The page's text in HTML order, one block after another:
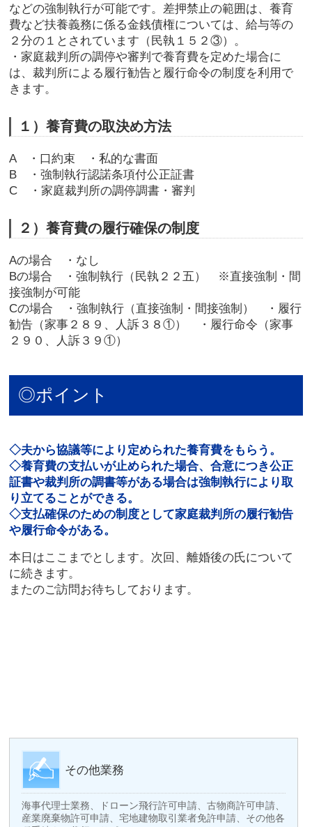
などの強制執行が可能です。差押禁止の範囲は、養育
費など扶養義務に係る金銭債権については、給与等の
２分の１とされています（民執１５２③）。
・家庭裁判所の調停や審判で養育費を定めた場合に
は、裁判所による履行勧告と履行命令の制度を利用で
きます。
１）養育費の取決め方法
A ・口約束 ・私的な書面
B ・強制執行認諾条項付公正証書
C ・家庭裁判所の調停調書・審判
２）養育費の履行確保の制度
Aの場合 ・なし
Bの場合 ・強制執行（民執２２五） ※直接強制・間
接強制が可能
Cの場合 ・強制執行（直接強制・間接強制） ・履行
勧告（家事２８９、人訴３８①） ・履行命令（家事
２９０、人訴３９①）
◎ポイント
◇夫から協議等により定められた養育費をもらう。
◇養育費の支払いが止められた場合、合意につき公正
証書や裁判所の調書等がある場合は強制執行により取
り立てることができる。
◇支払確保のための制度として家庭裁判所の履行勧告
や履行命令がある。
本日はここまでとします。次回、離婚後の氏について
に続きます。
またのご訪問お待ちしております。
その他業務
海事代理士業務、ドローン飛行許可申請、古物商許可申請、
産業廃棄物許可申請、宅地建物取引業者免許申請、その他各